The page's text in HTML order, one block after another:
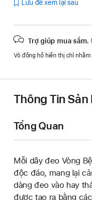
Lưu để xem lại sau
Trợ giúp mua sắm.
Vỏ đồng hồ hiển thị chỉ nhằm
Thông Tin Sản
Tổng Quan
Mỗi dây đeo Vòng
độc đáo, mang lại
dàng đeo vào hay
được tạo ra bằng